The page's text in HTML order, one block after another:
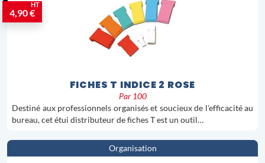
4,90 €
HT
FICHES T INDICE 2 ROSE
Par 100
Destiné aux professionnels organisés et soucieux de l'efficacité au
bureau, cet étui distributeur de fiches T est un outil…
Organisation